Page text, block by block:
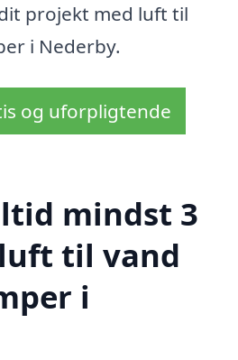
projekt med luft til
i Nederby.
og uforpligtende
mindst 3
til vand
i